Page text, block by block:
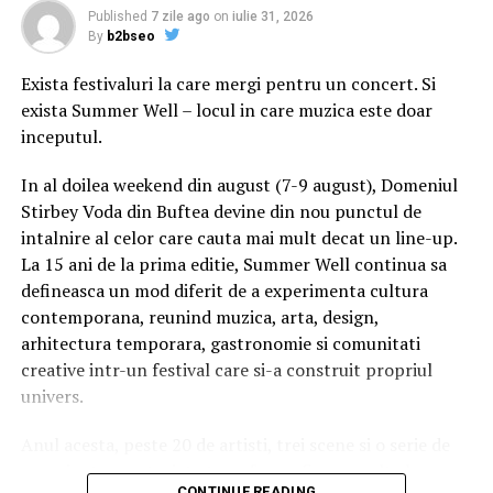
PoliÅ£ia JudeÅ£eanÄ Prahova.
estimat la 14.000 de lei.
Ãn urma acestor percheziÅ£ii, trei persoane au fost
prezentate instanÅ£ei de judecatÄ, cu propunere de
arestare preventivÄ.
La percheziÅ£ii au participat Åi lucrÄtori din cadrul
Serviciului AcÅ£iuni Speciale Prahova, precum Åi jandarmi
din cadrul GrupÄrii Mobile de Jandarmi âMatei Basarabâ
PloieÅti.
Raspandacul.ro
Published 7 zile ago on iulie 31, 2026
By b2bseo
Exista festivaluri la care mergi pentru un concert. Si
exista Summer Well – locul in care muzica este doar
inceputul.
In al doilea weekend din august (7-9 august), Domeniul
Stirbey Voda din Buftea devine din nou punctul de
intalnire al celor care cauta mai mult decat un line-up.
La 15 ani de la prima editie, Summer Well continua sa
defineasca un mod diferit de a experimenta cultura
contemporana, reunind muzica, arta, design,
arhitectura temporara, gastronomie si comunitati
creative intr-un festival care si-a construit propriul
univers.
experiente curatoriate transforma fiecare colt al